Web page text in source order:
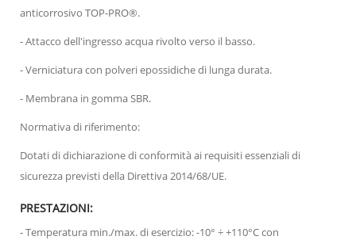
anticorrosivo TOP-PRO®.
- Attacco dell'ingresso acqua rivolto verso il basso.
- Verniciatura con polveri epossidiche di lunga durata.
- Membrana in gomma SBR.
Normativa di riferimento:
Dotati di dichiarazione di conformità ai requisiti essenziali di
sicurezza previsti della Direttiva 2014/68/UE.
PRESTAZIONI:
- Temperatura min./max. di esercizio: -10° ÷ +110°C con